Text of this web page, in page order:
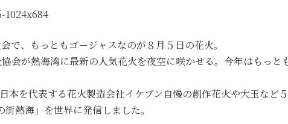
で、もっともゴージャスなのが８月５日の花火。
会が熱海湾に最新の人気花火を夜空に咲かせる。今年はもっ
本を代表する花火製造会社イケブン自慢の創作花火や大玉など
熱海」を世界に発信しました。